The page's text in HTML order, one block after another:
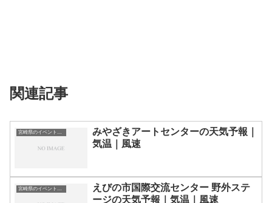
関連記事
宮崎県のイベント会場一覧
みやざきアートセンターの天気予報｜
気温｜風速
宮崎県のイベント会場一覧
えびの市国際交流センター 野外ステ
ージの天気予報｜気温｜風速